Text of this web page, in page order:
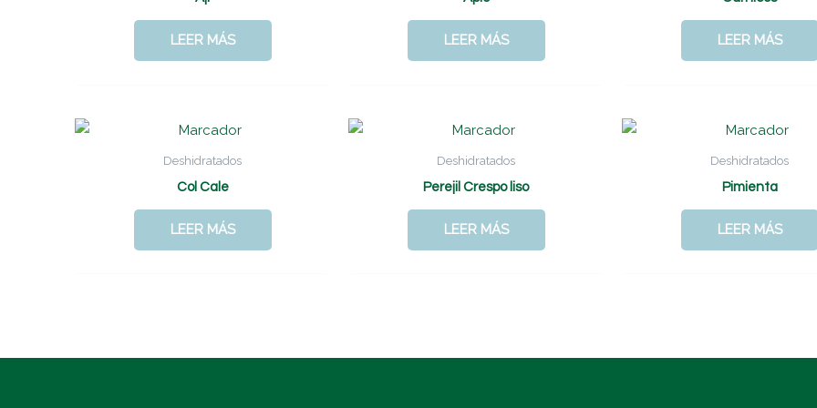
LEER MÁS LEER MÁS LEER MÁS
Deshidratados
Col Cale
LEER MÁS
Deshidratados
Perejil Crespo liso
LEER MÁS
Deshidratados
Pimienta
LEER MÁS